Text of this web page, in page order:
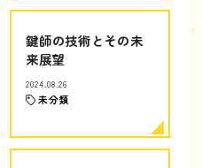
鍵師の技術とその未
来展望
2024.08.26
未分類